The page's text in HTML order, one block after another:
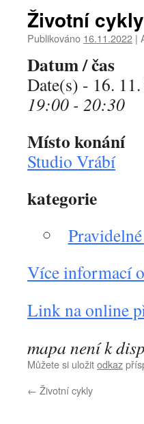
Životní cykly
Publikováno 16.11.2022 |
Datum / čas
Date(s) - 16.
19:00 - 20:30
Místo konání
Studio Vrábí
kategorie
Více informací
Link na online
mapa není k
Můžete si uložitodkaz
← Životní cykly